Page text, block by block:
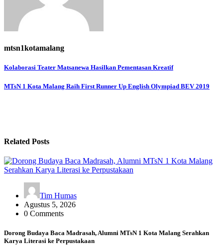
mtsn1kotamalang
Navigasi
pos
Kolaborasi Teater Matsanewa Hasilkan Pementasan Kreatif
MTsN 1 Kota Malang Raih First Runner Up English Olympiad BEV 2019
Related Posts
Tim Humas
Agustus 5, 2026
0 Comments
Dorong Budaya Baca Madrasah, Alumni MTsN 1 Kota Malang Serahkan
Karya Literasi ke Perpustakaan